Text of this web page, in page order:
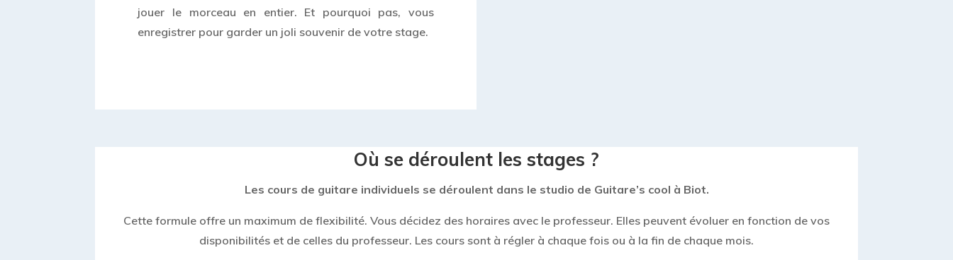
jouer le morceau en entier. Et pourquoi pas, vous
enregistrer pour garder un joli souvenir de votre stage.
Où se déroulent les stages ?
Les cours de guitare individuels se déroulent dans le studio de Guitare’s cool à Biot.
Cette formule offre un maximum de flexibilité. Vous décidez des horaires avec le professeur. Elles peuvent évoluer en fonction de vos
disponibilités et de celles du professeur. Les cours sont à régler à chaque fois ou à la fin de chaque mois.